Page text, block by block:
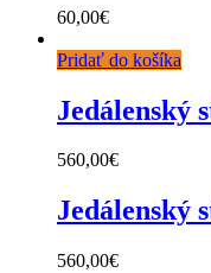
60,00€
Pridať do košíka
Jedálenský
560,00€
Jedálenský
560,00€